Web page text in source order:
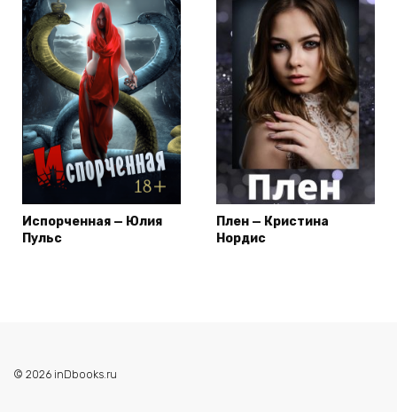
Испорченная — Юлия
Пульс
Плен — Кристина
Нордис
© 2026 inDbooks.ru